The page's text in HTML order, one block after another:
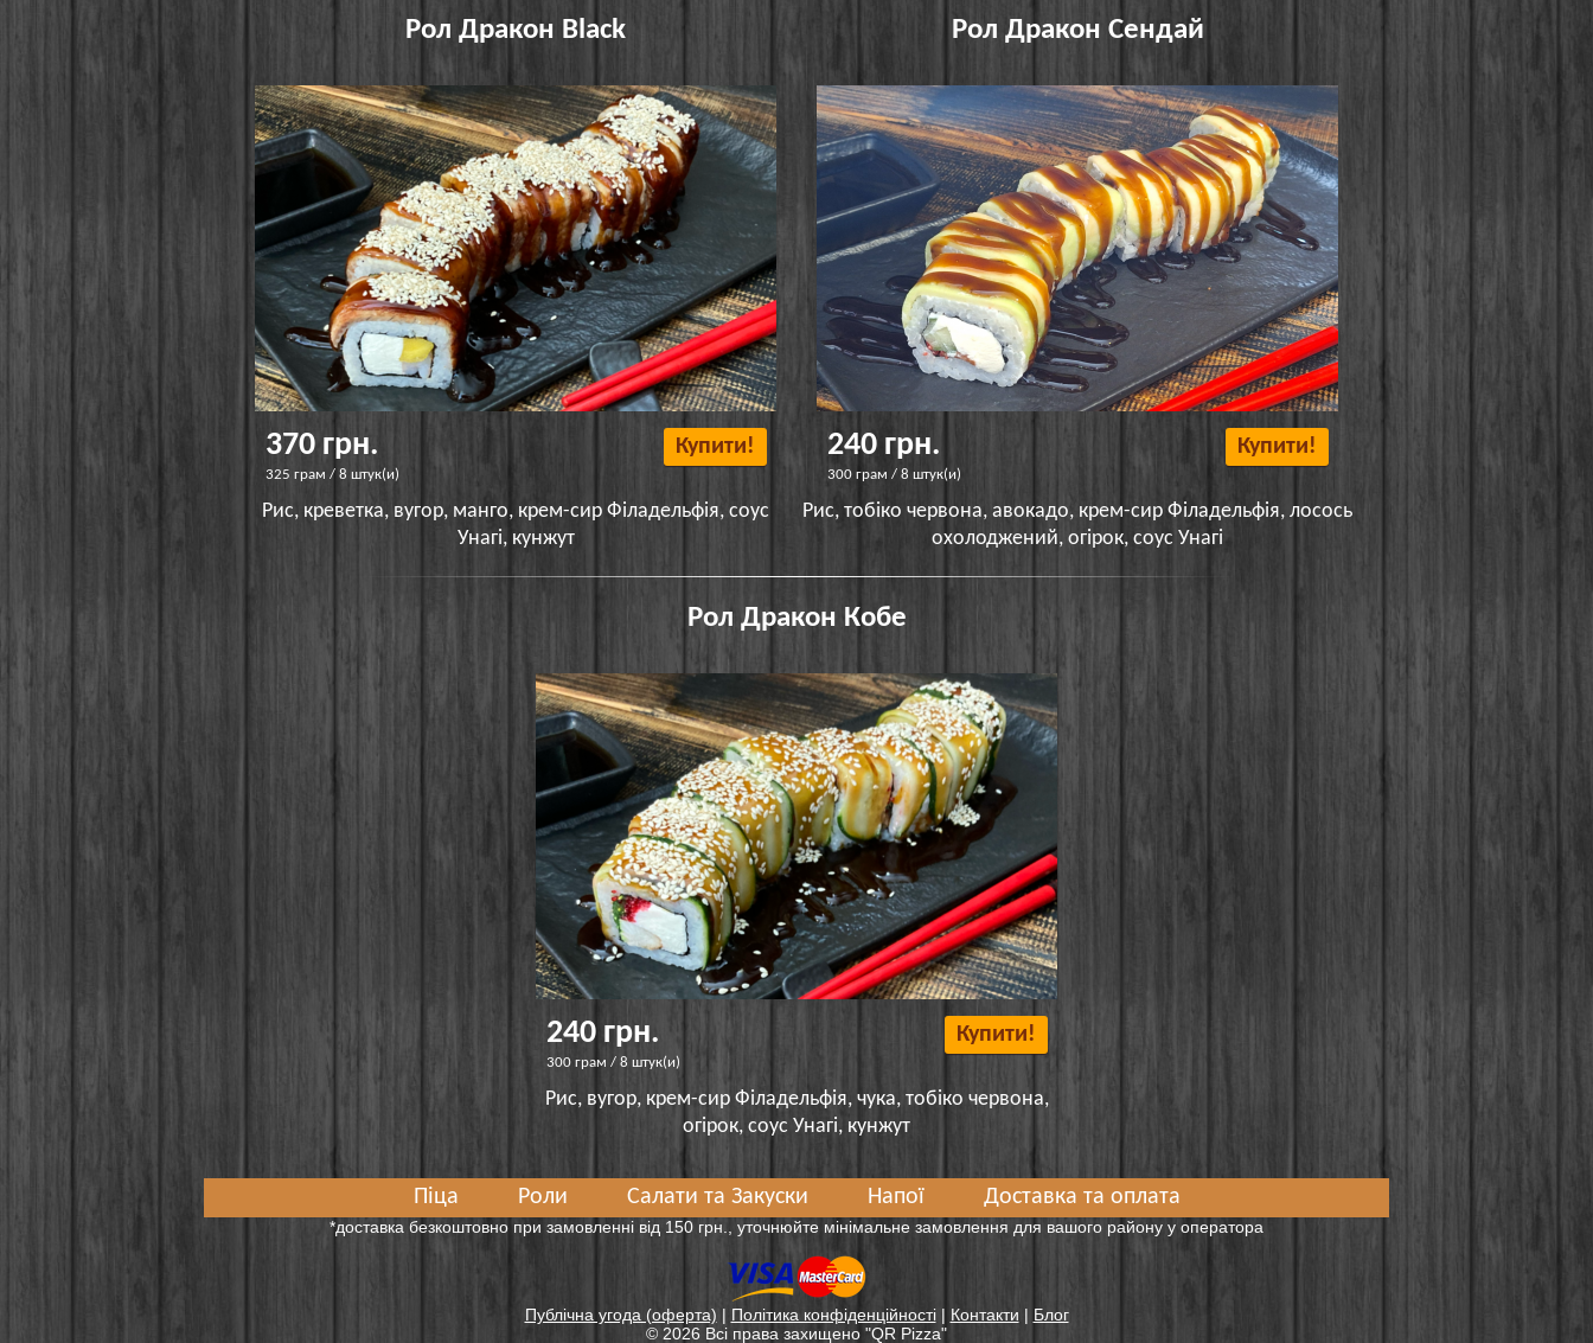
Рол Дракон Black
370 грн.
325 грам / 8 штук(и)
Купити!
Рис, креветка, вугор, манго, крем-сир Філадельфія, соус
Унагі, кунжут
Рол Дракон Сендай
240 грн.
300 грам / 8 штук(и)
Купити!
Рис, тобіко червона, авокадо, крем-сир Філадельфія, лосось
охолоджений, огірок, соус Унагі
Рол Дракон Кобе
240 грн.
300 грам / 8 штук(и)
Купити!
Рис, вугор, крем-сир Філадельфія, чука, тобіко червона,
огірок, соус Унагі, кунжут
Піца Роли Салати та Закуски Напої Доставка та оплата
*доставка безкоштовно при замовленні від 150 грн., уточнюйте мінімальне замовлення для вашого району у оператора
Публічна угода (оферта) | Політика конфіденційності| Контакти | Блог
© 2026 Всі права захищенo "QR Pizza"